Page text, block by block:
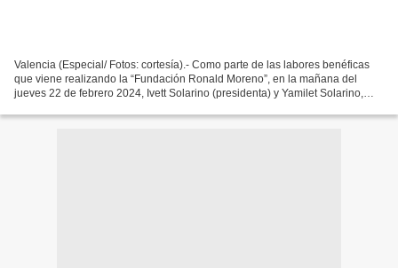
Valencia (Especial/ Fotos: cortesía).- Como parte de las labores benéficas
que viene realizando la “Fundación Ronald Moreno”, en la mañana del
jueves 22 de febrero 2024, Ivett Solarino (presidenta) y Yamilet Solarino,